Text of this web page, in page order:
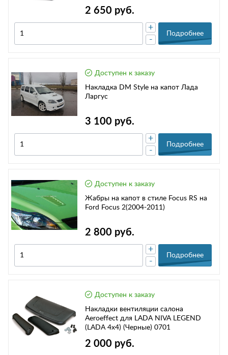
2 650 руб.
-
+
Подробнее
Доступен к заказу
Накладка DM Style на капот Лада
Ларгус
3 100 руб.
-
+
Подробнее
Доступен к заказу
Жабры на капот в стиле Focus RS на
Ford Focus 2(2004-2011)
2 800 руб.
-
+
Подробнее
Доступен к заказу
Накладки вентиляции салона
Aeroeffect для LADA NIVA LEGEND
(LADA 4x4) (Черные) 0701
2 000 руб.